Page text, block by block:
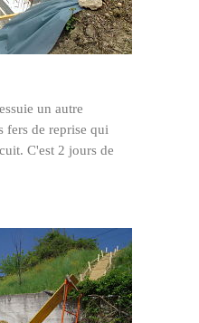
un autre
fers de reprise qui
C'est 2 jours de